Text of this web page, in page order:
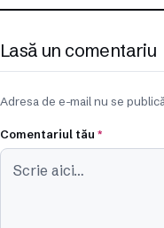
Lasă un comentariu
Adresa de e-mail nu se
Comentariul tău *